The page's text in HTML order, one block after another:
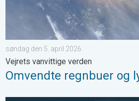
søndag den 5. april 2026
Vejrets vanvittige verden
Omvendte regnbuer og